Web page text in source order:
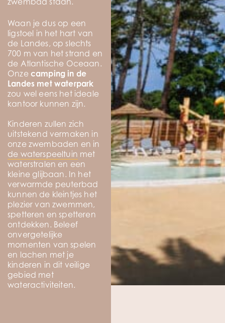
Waan je dus op een
ligstoel in het hart van
de Landes, op slechts
700 m van het strand en
de Atlantische Oceaan.
Onze camping in de
Landes met waterpark
zou wel eens het ideale
kantoor kunnen zijn.
Kinderen zullen zich
uitstekend vermaken in
onze zwembaden en in
de waterspeeltuin met
waterstralen en een
kleine glijbaan. In het
verwarmde peuterbad
kunnen de kleintjes het
plezier van zwemmen,
spetteren en spetteren
ontdekken. Beleef
onvergetelijke
momenten van spelen
en lachen met je
kinderen in dit veilige
gebied met
wateractiviteiten.